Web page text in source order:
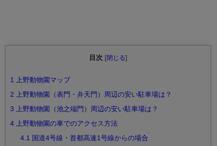
目次 閉じる
1 上野動物園マップ
2 上野動物園（表門・弁天門）周辺の安い駐車場は？
3 上野動物園（池之端門）周辺の安い駐車場は？
4 上野動物園の車でのアクセス方法
4.1 国道4号線・首都高速1号線からの場合